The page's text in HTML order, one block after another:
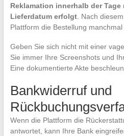
Reklamation innerhalb der
Lieferdatum erfolgt. Nach
Plattform die Bestellung manchmal
Geben Sie sich nicht mit einer
Sie immer Ihre Screenshots und
Eine dokumentierte Akte
Bankwiderruf und
Wenn die Plattform die
antwortet, kann Ihre Bank